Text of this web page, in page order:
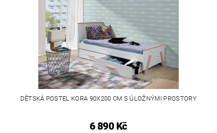
DĚTSKÁ POSTEL KORA 90X200 CM S ÚLOŽNÝMI PROSTORY
6 890 Kč